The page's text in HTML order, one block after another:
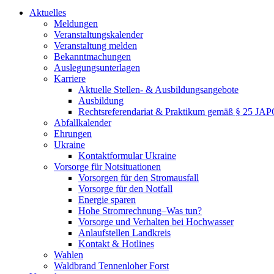
Aktuelles
Meldungen
Veranstaltungskalender
Veranstaltung melden
Bekanntmachungen
Auslegungsunterlagen
Karriere
Aktuelle Stellen- & Ausbildungsangebote
Ausbildung
Rechtsreferendariat & Praktikum gemäß § 25
Abfallkalender
Ehrungen
Ukraine
Kontaktformular Ukraine
Vorsorge für Notsituationen
Vorsorgen für den Stromausfall
Vorsorge für den Notfall
Energie sparen
Hohe Stromrechnung–Was tun?
Vorsorge und Verhalten bei Hochwasser
Anlaufstellen Landkreis
Kontakt & Hotlines
Wahlen
Waldbrand Tennenloher Forst